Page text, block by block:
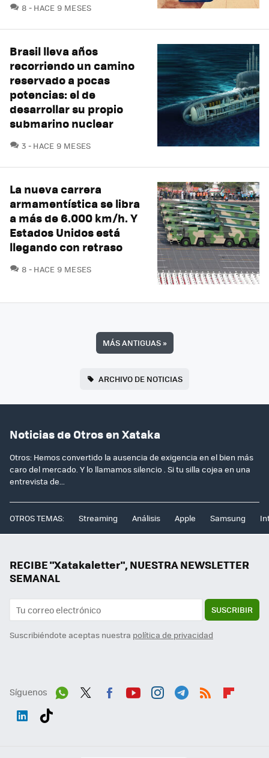
8 COMENTARIOS
HACE 9 MESES
Brasil lleva años
recorriendo un camino
reservado a pocas
potencias: el de
desarrollar su propio
submarino nuclear
3 COMENTARIOS
HACE 9 MESES
La nueva carrera
armamentística se libra
a más de 6.000 km/h. Y
Estados Unidos está
llegando con retraso
8 COMENTARIOS
HACE 9 MESES
MÁS ANTIGUAS»
ARCHIVO DE NOTICIAS
Noticias de Otros en Xataka
Otros: Hemos convertido la ausencia de exigencia en el bien más
caro del mercado. Y lo llamamos silencio . Si tu silla cojea en una
entrevista de...
OTROS TEMAS: Streaming Análisis Apple Samsung
RECIBE "Xatakaletter", NUESTRA NEWSLETTER
SEMANAL
SUSCRIBIR
Suscribiéndote aceptas nuestra política de privacidad
Síguenos